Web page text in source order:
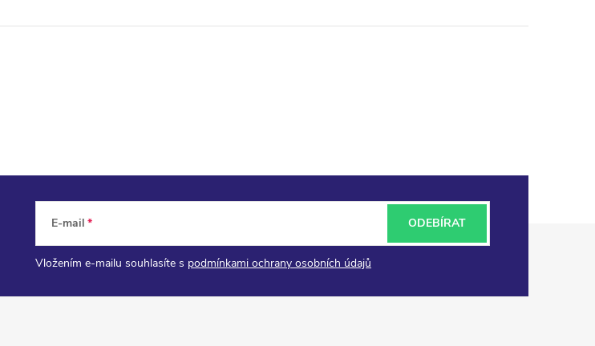
E-mail
Vložením e-mailu souhlasíte s podmínkami ochrany osobních údajů
ODEBÍRAT